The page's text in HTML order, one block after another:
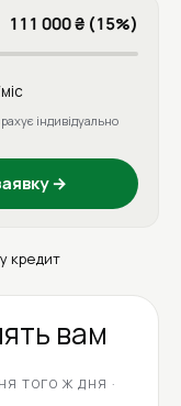
111 000 ₴ (15%)
індивідуально
→
кредит
вам
ТОГО Ж ДНЯ ·